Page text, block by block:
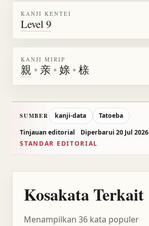
KANJI KENTEI
Level 9
KANJI MIRIP
親 • 亲 •媇 •榇
SUMBER kanji-data
Tatoeba
Tinjauan editorial
Diperbarui 20 Jul 2026
STANDAR EDITORIAL
Kosakata Terkait
Menampilkan 36 kata populer